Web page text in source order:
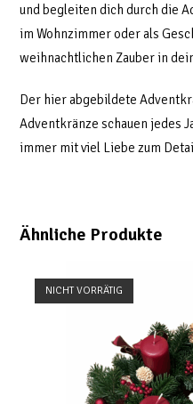
und begleiten dich durch die
im Wohnzimmer oder als
weihnachtlichen Zauber in
Der hier abgebildete
Adventkränze schauen jedes
immer mit viel Liebe zum
Ähnliche Produkte
NICHT VORRÄTIG